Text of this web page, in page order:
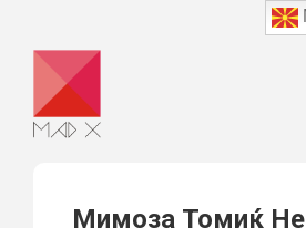
content
Мимоза Томиќ